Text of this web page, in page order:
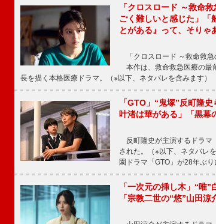
「クロスロード ～救命
ごく難しいと感じた」「
とがある』って、そりゃ
「クロスロード ～救命救急
本作は、救命救急医療の最
長を描く本格医療ドラマ。（※以下、ネタバレを含みます
「GTO」“鬼塚”反町隆
叶渚は華がある」「黒幕
反町隆史が主演するドラマ
された。（※以下、ネタバレ
園ドラマ「GTO」が28年ぶ
「一次元の挿し木」“唯
「宗教二世の“悠”山田涼